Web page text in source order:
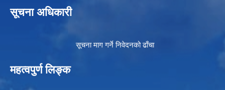
सूचना अधिकारी
सूचना माग गर्ने निवेदनको ढाँचा
महत्वपुर्ण लिङ्क